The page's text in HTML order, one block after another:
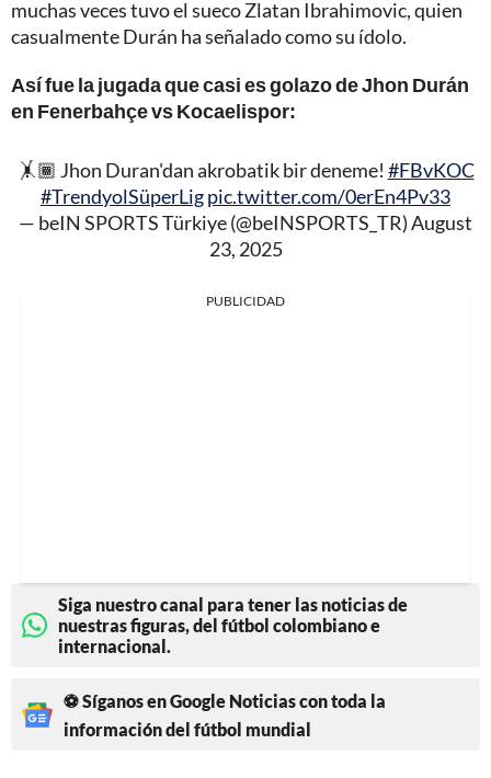
muchas veces tuvo el sueco Zlatan Ibrahimovic, quien
casualmente Durán ha señalado como su ídolo.
Así fue la jugada que casi es golazo de Jhon Durán
en Fenerbahçe vs Kocaelispor:
🤸🏾 Jhon Duran'dan akrobatik bir deneme! #FBvKOC
#TrendyolSüperLigpic.twitter.com/0erEn4Pv33
— beIN SPORTS Türkiye (@beINSPORTS_TR)August
23, 2025
PUBLICIDAD
Siga nuestro canal para tener las noticias de
nuestras figuras, del fútbol colombiano e
internacional.
⚽ Síganos en Google Noticias con toda la
información del fútbol mundial